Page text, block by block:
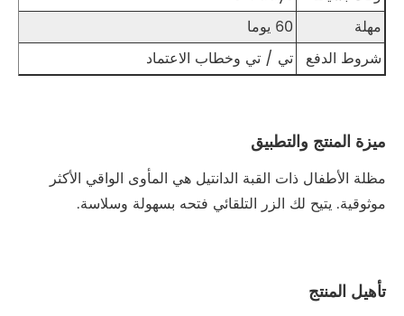
مهلة
60 يوما
شروط الدفع تي / تي وخطاب الاعتماد
ميزة المنتج والتطبيق
مظلة الأطفال ذات القبة الدانتيل هي المأوى الواقي الأكثر
موثوقية. يتيح لك الزر التلقائي فتحه بسهولة وسلاسة.
تأهيل المنتج